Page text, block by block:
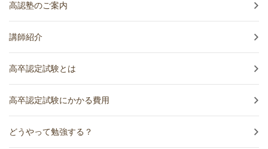
高認塾のご案内
講師紹介
高卒認定試験とは
高卒認定試験にかかる費用
どうやって勉強する？